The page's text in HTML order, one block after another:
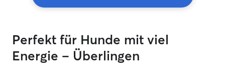
Perfekt für Hunde mit viel
Energie – Überlingen